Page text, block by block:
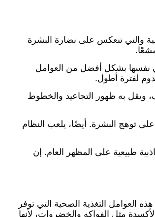
والتي تنعكس على نضارة البشرة
نفسها بشكل أفضل من العوامل
لفترة أطول.
ويقل به ظهور التجاعيد والخطوط
توهج البشرة. أيضًا، يلعب النظام
طبيعية على المظهر العام. إن
التغذية الصحية التي توفر
مثل الفواكه والخضروات، لأنها